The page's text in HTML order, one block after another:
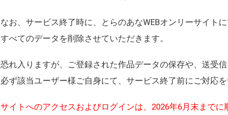
なお、サービス終了時に、とらのあなWEBオンリーサイト
すべてのデータを削除させていただきます。
恐れ入りますが、ご登録された作品データの保存や、送受
必ず該当ユーザー様ご自身にて、サービス終了前にご対応
サイトへのアクセスおよびログインは、2026年6月末までに